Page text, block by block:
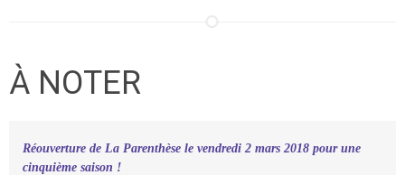
À NOTER
Réouverture de La Parenthèse le vendredi 2 mars 2018 pour une
cinquième saison !